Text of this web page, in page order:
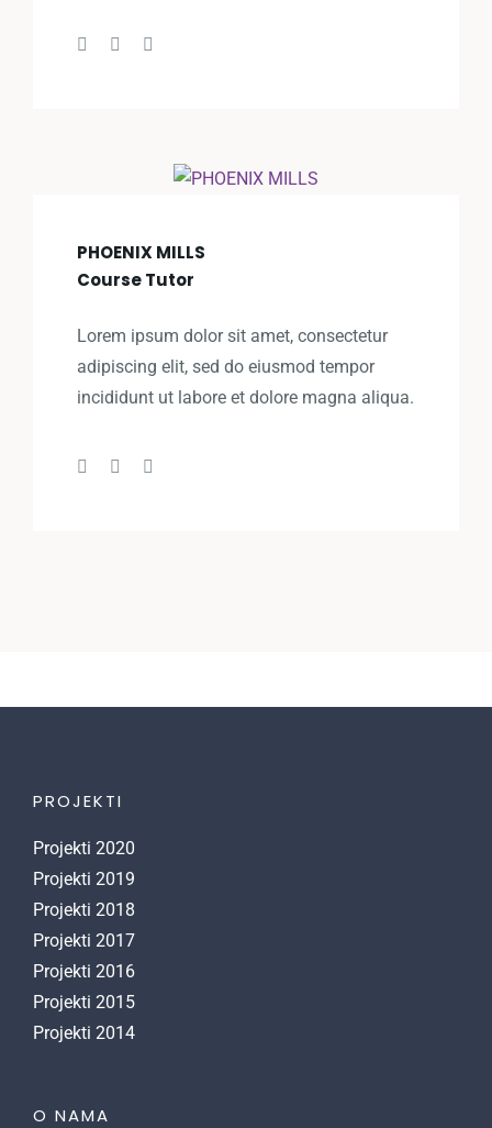
PHOENIX MILLS
Course Tutor
Lorem ipsum dolor sit amet, consectetur
adipiscing elit, sed do eiusmod tempor
incididunt ut labore et dolore magna aliqua.
PROJEKTI
Projekti 2020
Projekti 2019
Projekti 2018
Projekti 2017
Projekti 2016
Projekti 2015
Projekti 2014
O NAMA